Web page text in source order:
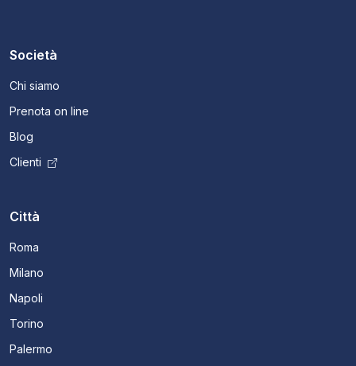
Società
Chi siamo
Prenota on line
Blog
Clienti
Città
Roma
Milano
Napoli
Torino
Palermo